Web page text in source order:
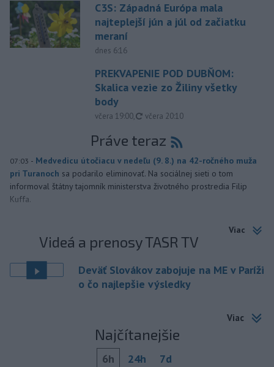
C3S: Západná Európa mala
najteplejší jún a júl od začiatku
meraní
dnes 6:16
PREKVAPENIE POD DUBŇOM:
Skalica vezie zo Žiliny všetky
body
včera 19:00, aktualizované
včera 20:10
Práve teraz
07:03 - Medvedicu útočiacu v nedeľu (9. 8.) na 42-ročného muža
pri Turanoch sa podarilo eliminovať. Na sociálnej sieti o tom
informoval štátny tajomník ministerstva životného prostredia Filip
Kuffa.
Viac
Videá a prenosy TASR TV
Deväť Slovákov zabojuje na ME v Paríži
o čo najlepšie výsledky
Viac
Najčítanejšie
6h 24h 7d